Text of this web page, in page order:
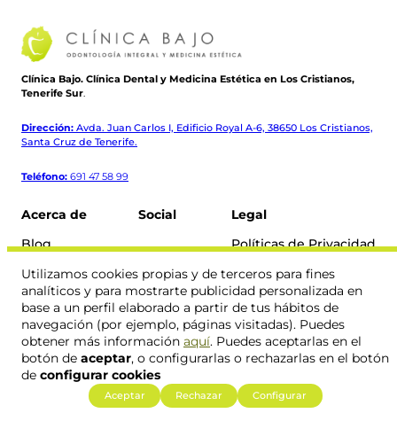
Clínica Bajo. Clínica Dental y Medicina Estética en Los Cristianos,
Tenerife Sur.
Dirección: Avda. Juan Carlos I, Edificio Royal A-6, 38650 Los Cristianos,
Santa Cruz de Tenerife.
Teléfono: 691 47 58 99
Acerca de
Blog
Social
InstagramFacebook
Legal
Políticas de Privacidad
Aviso Legal
© 2026 Clínica Bajo. Todos los derechos reservados.
Utilizamos cookies propias y de terceros para fines
analíticos y para mostrarte publicidad personalizada en
base a un perfil elaborado a partir de tus hábitos de
navegación (por ejemplo, páginas visitadas). Puedes
obtener más información aquí. Puedes aceptarlas en el
botón de aceptar, o configurarlas o rechazarlas en el botón
de configurar cookies
Aceptar Rechazar Configurar